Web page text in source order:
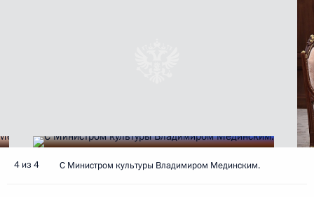
4 из 4 С Министром культуры Владимиром Мединским.